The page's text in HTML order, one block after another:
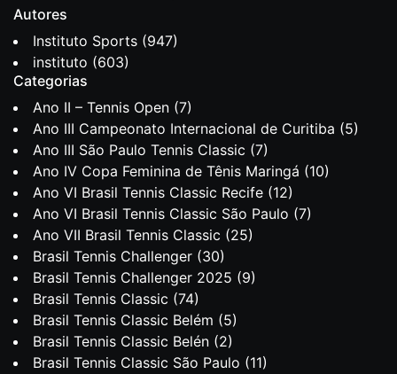
Autores
Instituto Sports (947)
instituto (603)
Categorias
Ano II – Tennis Open (7)
Ano III Campeonato Internacional de Curitiba (5)
Ano III São Paulo Tennis Classic (7)
Ano IV Copa Feminina de Tênis Maringá (10)
Ano VI Brasil Tennis Classic Recife (12)
Ano VI Brasil Tennis Classic São Paulo (7)
Ano VII Brasil Tennis Classic (25)
Brasil Tennis Challenger (30)
Brasil Tennis Challenger 2025 (9)
Brasil Tennis Classic (74)
Brasil Tennis Classic Belém (5)
Brasil Tennis Classic Belén (2)
Brasil Tennis Classic São Paulo (11)